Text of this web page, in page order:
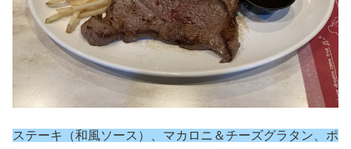
ステーキ（和風ソース）、マカロニ＆チーズグラタン、ポ